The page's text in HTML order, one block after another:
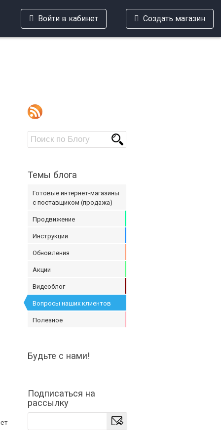
Войти в кабинет Создать магазин
Темы блога
Готовые интернет-магазины
с поставщиком (продажа)
Продвижение
Инструкции
Обновления
Акции
Видеоблог
Вопросы наших клиентов
Полезное
Будьте с нами!
Подписаться на
рассылку